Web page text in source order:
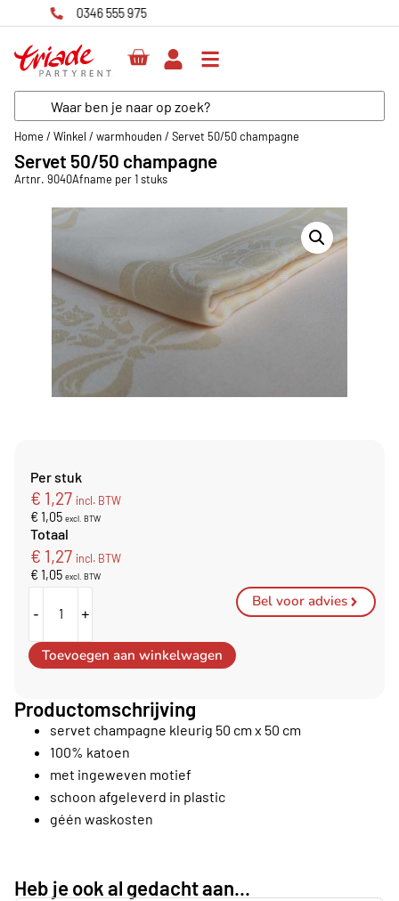
Home / Winkel / warmhouden / Servet 50/50 champagne
Servet 50/50 champagne
Artnr. 9040Afname per 1 stuks
Per stuk
€ 1,27 incl. BTW
€ 1,05 excl. BTW
Totaal
€ 1,27 incl. BTW
€ 1,05 excl. BTW
- +
Toevoegen aan winkelwagen
Bel voor advies
Productomschrijving
servet champagne kleurig 50 cm x 50 cm
100% katoen
met ingeweven motief
schoon afgeleverd in plastic
géén waskosten
Heb je ook al gedacht aan...